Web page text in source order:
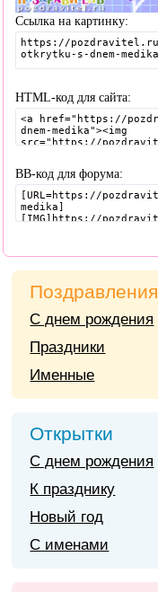
Ссылка на картинку:
HTML-код для сайта:
BB-код для форума:
Поздравления
С днем рождения
Праздники
Именные
Открытки
С днем рождения
К празднику
Новый год
С именами